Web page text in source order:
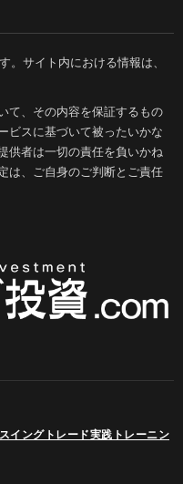
。サイト内における情報は、
て、その内容を保証するもの
ビスに基づいて被ったいかな
供者は一切の責任を負いかね
は、ご自身のご判断とご責任
イングトレード実践トレーニン